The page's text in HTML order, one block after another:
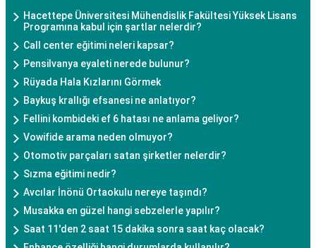
Hacettepe Üniversitesi Mühendislik Fakültesi Yüksek Lisans
Programına kabul için şartlar nelerdir?
Call center eğitimi neleri kapsar?
Pensilvanya eyaleti nerede bulunur?
Rüyada Hala Kızlarını Görmek
Baykuş krallığı efsanesi ne anlatıyor?
Fellini kombideki ef 6 hatası ne anlama geliyor?
Vowifide arama neden olmuyor?
Otomotiv parçaları satan şirketler nelerdir?
Sızma eğitimi nedir?
Avcılar İnönü Ortaokulu nereye taşındı?
Musakka en güzel hangi sebzelerle yapılır?
Saat 11'den 2 saat 15 dakika sonra saat kaç olacak?